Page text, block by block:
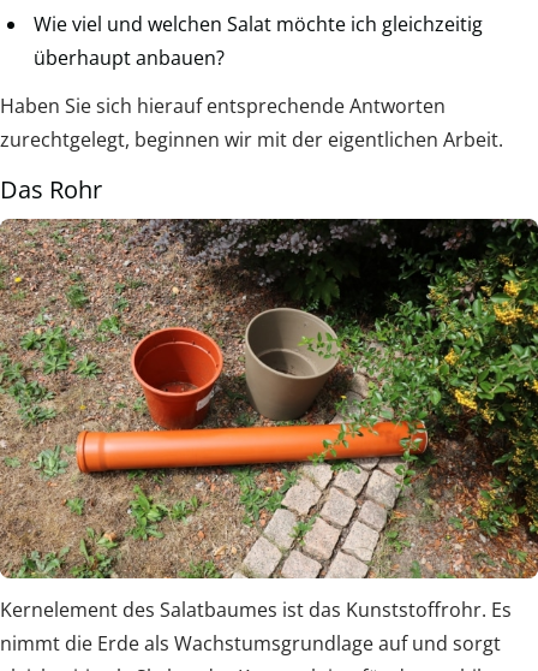
Wie viel und welchen Salat möchte ich gleichzeitig
überhaupt anbauen?
Haben Sie sich hierauf entsprechende Antworten
zurechtgelegt, beginnen wir mit der eigentlichen Arbeit.
Das Rohr
Kernelement des Salatbaumes ist das Kunststoffrohr. Es
nimmt die Erde als Wachstumsgrundlage auf und sorgt